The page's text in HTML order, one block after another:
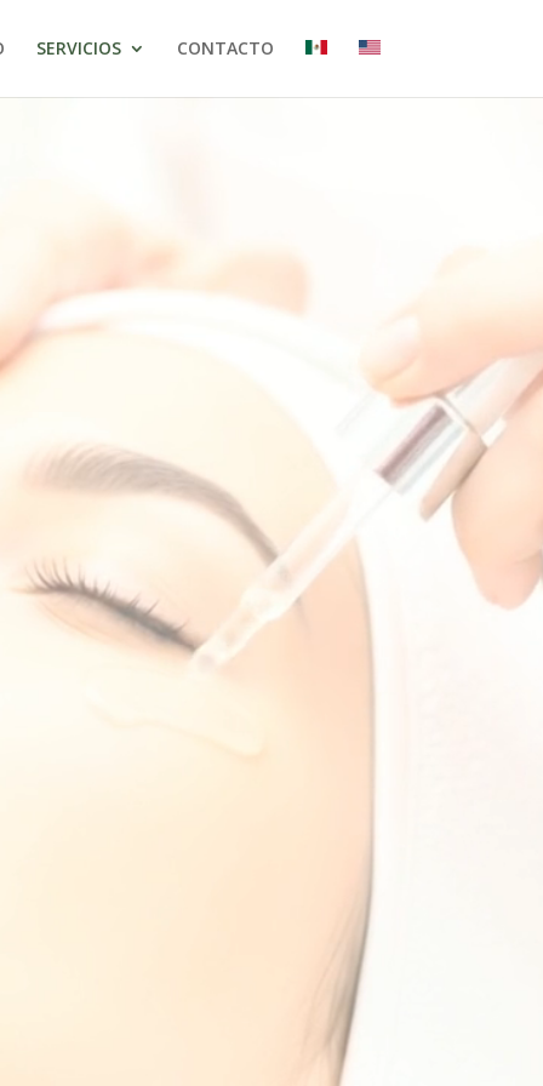
SERVICIOS CONTACTO